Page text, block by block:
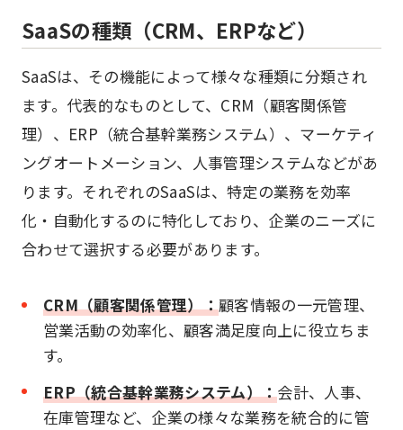
SaaSの種類（CRM、ERPなど）
SaaSは、その機能によって様々な種類に分類され
ます。代表的なものとして、CRM（顧客関係管
理）、ERP（統合基幹業務システム）、マーケティ
ングオートメーション、人事管理システムなどがあ
ります。それぞれのSaaSは、特定の業務を効率
化・自動化するのに特化しており、企業のニーズに
合わせて選択する必要があります。
CRM（顧客関係管理）：顧客情報の一元管理、
営業活動の効率化、顧客満足度向上に役立ちま
す。
ERP（統合基幹業務システム）：会計、人事、
在庫管理など、企業の様々な業務を統合的に管